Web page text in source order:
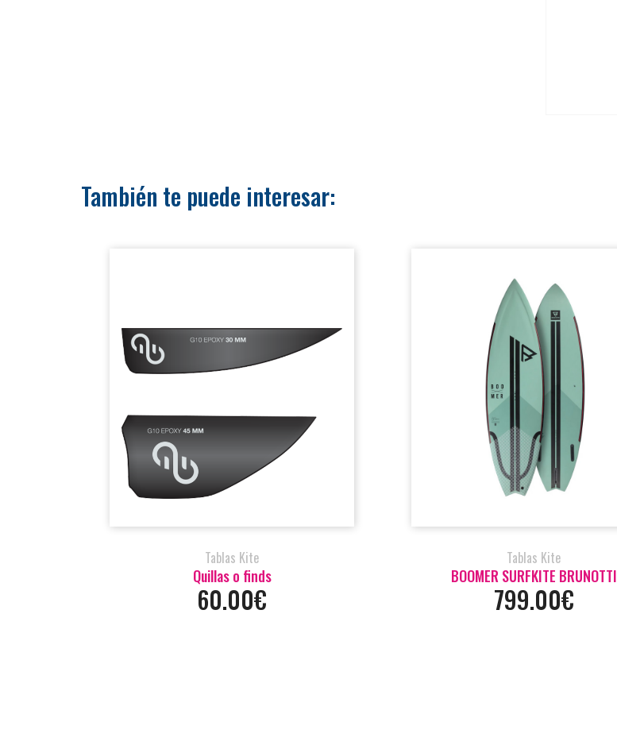
También te puede interesar:
Tablas Kite
Quillas o finds
60.00€
Tablas Kite
BOOMER SURFKITE BRUNOTTI
799.00€